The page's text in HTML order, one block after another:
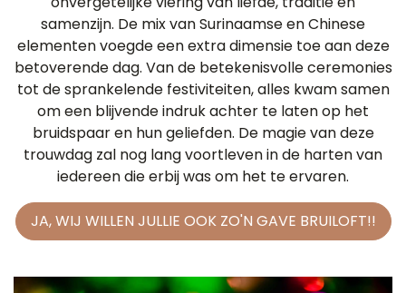
samenzijn. De mix van Surinaamse en Chinese
elementen voegde een extra dimensie toe aan deze
betoverende dag. Van de betekenisvolle ceremonies
tot de sprankelende festiviteiten, alles kwam samen
om een blijvende indruk achter te laten op het
bruidspaar en hun geliefden. De magie van deze
trouwdag zal nog lang voortleven in de harten van
iedereen die erbij was om het te ervaren.
JA, WIJ WILLEN JULLIE OOK ZO'N GAVE BRUILOFT!!